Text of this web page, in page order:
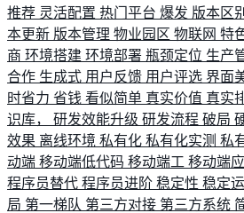
推荐 灵活配置 热门平台 爆发 版本区别
本更新 版本管理 物业园区 物联网 特
商 环境搭建 环境部署 瓶颈定位 生产
合作 生成式 用户反馈 用户评选 界面
时省力 省钱 看似简单 真实价值 真实
识库， 研发效能升级 研发流程 破局
效果 离线环境 私有化 私有化实测 私
动端 移动端低代码 移动端工 移动端
程序员替代 程序员进阶 稳定性 稳定
局 第一梯队 第三方对接 第三方系统